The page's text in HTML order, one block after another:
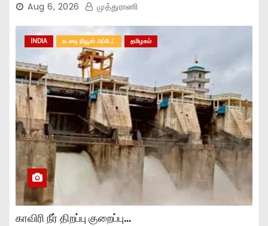
Aug 6, 2026 முத்துராணி
INDIA உடனடி நியூஸ் அப்டேட் தமிழகம்
காவிரி நீர் திறப்பு குறைப்பு…